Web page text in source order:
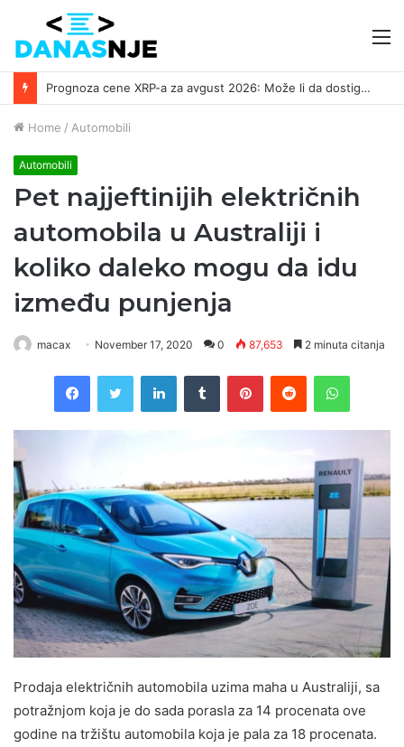
Prognoza cene XRP-a za avgust 2026: Može li da dostigne 1,50 dolara? ￼
Home / Automobili
Automobili
Pet najjeftinijih električnih
automobila u Australiji i
koliko daleko mogu da idu
između punjenja
macax November 17, 2020 0 87,653 2 minuta citanja
FacebookTwitter LinkedInTumblr PinterestReddit
Prodaja električnih automobila uzima maha u Australiji, sa
potražnjom koja je do sada porasla za 14 procenata ove
godine na tržištu automobila koja je pala za 18 procenata.